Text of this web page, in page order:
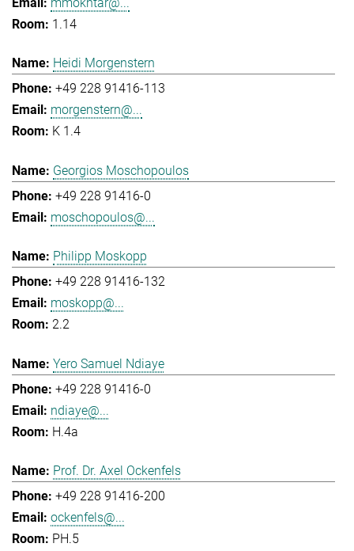
1.14
Heidi Morgenstern
+49 228 91416-113
morgenstern@...
K 1.4
Georgios Moschopoulos
+49 228 91416-0
moschopoulos@...
Philipp Moskopp
+49 228 91416-132
moskopp@...
2.2
Yero Samuel Ndiaye
+49 228 91416-0
ndiaye@...
H.4a
Prof. Dr. Axel Ockenfels
+49 228 91416-200
ockenfels@...
PH.5